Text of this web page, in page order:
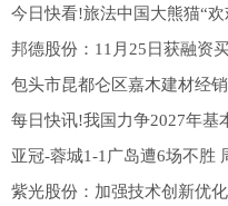
今日快看!旅法中国大熊猫“欢
邦德股份：11月25日获融资
每日快讯!我国力争2027年基
亚冠-蓉城1-1广岛遭6场不胜
紫光股份：加强技术创新优